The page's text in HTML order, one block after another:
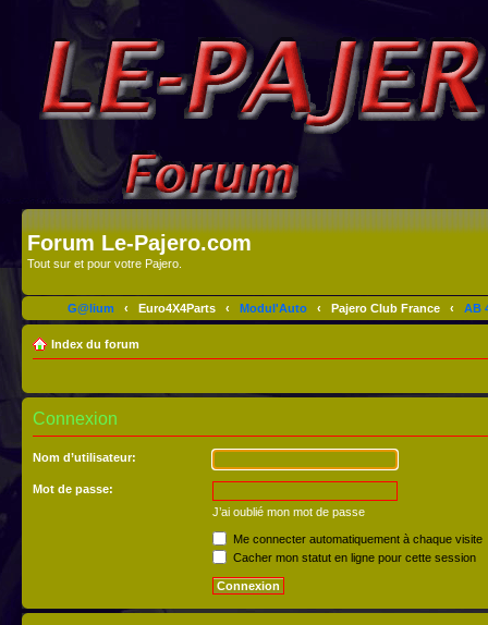
Forum Le-Pajero.com
Tout sur et pour votre Pajero.
G@lium ‹ Euro4X4Parts ‹ Modul'Auto ‹ Pajero Club France ‹ AB
Index du forum
Connexion
Nom d’utilisateur:
Mot de passe:
J’ai oublié mon mot de passe
Me connecter automatiquement à chaque visite
Cacher mon statut en ligne pour cette session